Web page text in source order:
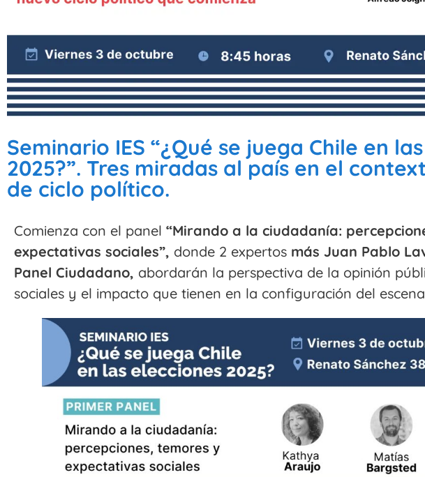
Seminario IES “¿Qué se juega Chile en
2025?”. Tres miradas al país en el
de ciclo político.
Comienza con el panel “Mirando a la ciudadanía:
expectativas sociales”, donde 2 expertos más Juan Pablo
Panel Ciudadano, abordarán la perspectiva de la opinión
sociales y el impacto que tienen en la configuración del